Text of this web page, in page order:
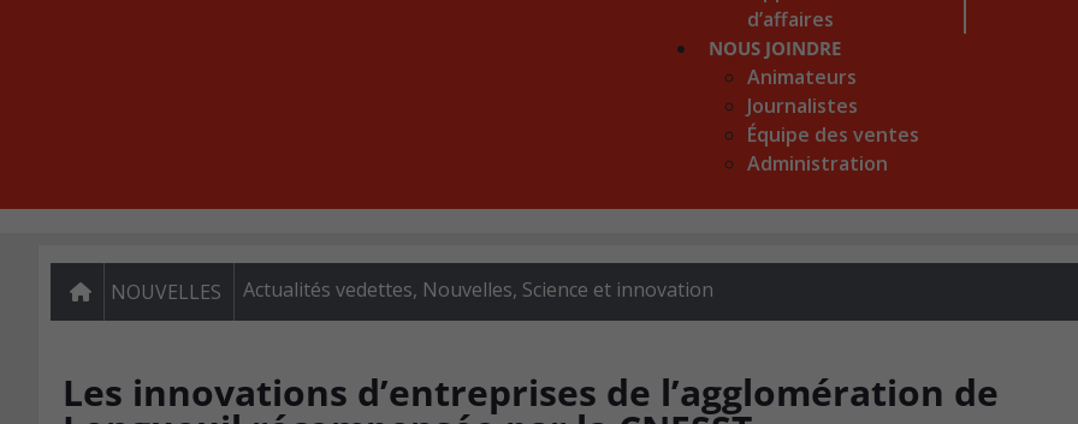
d’affaires
NOUS JOINDRE
Animateurs
Journalistes
Équipe des ventes
Administration
NOUVELLES Actualités vedettes, Nouvelles, Science et innovation
Les innovations d’entreprises de l’agglomération de